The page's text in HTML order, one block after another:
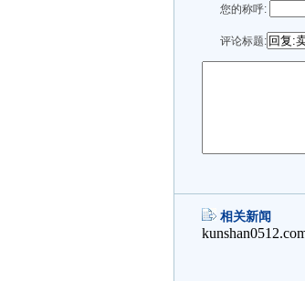
您的称呼:
评论标题:
相关新闻